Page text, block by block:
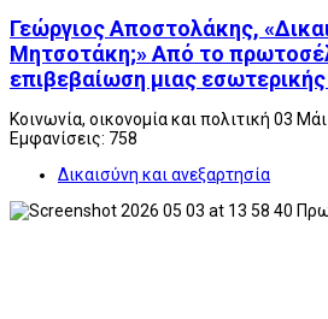
Γεώργιος Αποστολάκης,
Μητσοτάκη;» Από το
επιβεβαίωση μιας
Κοινωνία, οικονομία και πολιτική 03
Εμφανίσεις: 758
Δικαισύνη και ανεξαρτησία